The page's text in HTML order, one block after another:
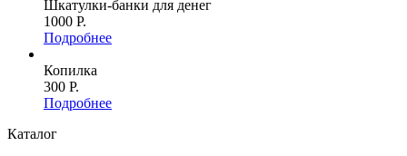
Шкатулки-банки для денег
1000 P.
Подробнее
Копилка
300 P.
Подробнее
Каталог